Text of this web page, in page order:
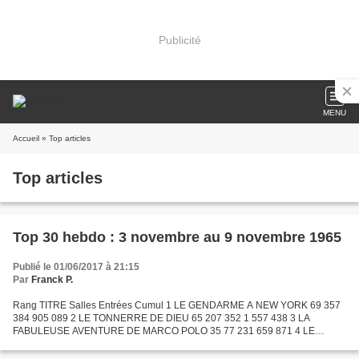
Publicité
MENU
Accueil » Top articles
Top articles
Top 30 hebdo : 3 novembre au 9 novembre 1965
Publié le 01/06/2017 à 21:15
Par Franck P.
Rang TITRE Salles Entrées Cumul 1 LE GENDARME A NEW YORK 69 357
384 905 089 2 LE TONNERRE DE DIEU 65 207 352 1 557 438 3 LA
FABULEUSE AVENTURE DE MARCO POLO 35 77 231 659 871 4 LE
517 1 343 845...